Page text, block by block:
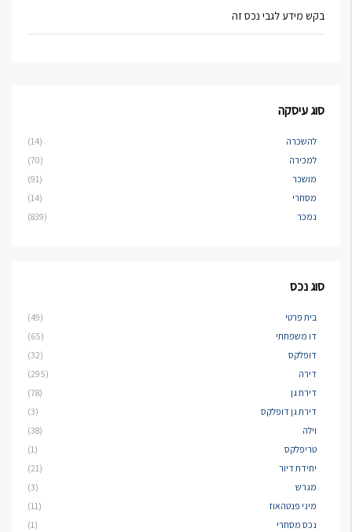
בקש מידע לגבי נכס זה
סוג עיסקה
להשכרה
(14)
למכירה
(70)
מושכר
(91)
מסחרי
(14)
נמכר
(839)
סוג נכס
בית פרטי
(49)
דו משפחתי
(65)
דופלקס
(32)
דירה
(295)
דירת גן
(78)
דירת גן דופלקס
(3)
וילה
(38)
טריפלקס
(1)
יחידת דיור
(21)
מגרש
(3)
מיני פנטהאוז
(11)
נכס מסחרי
(1)